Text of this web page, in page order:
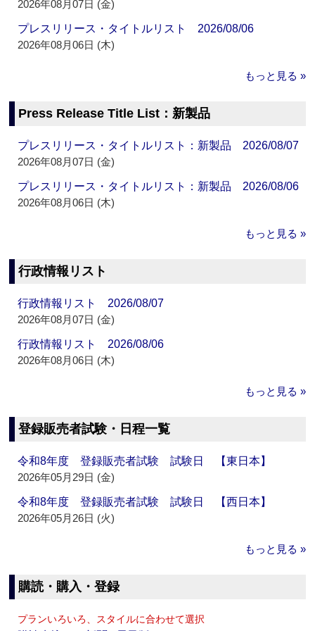
2026年08月07日 (金)
プレスリリース・タイトルリスト 2026/08/06
2026年08月06日 (木)
もっと見る »
Press Release Title List：新製品
プレスリリース・タイトルリスト：新製品 2026/08/07
2026年08月07日 (金)
プレスリリース・タイトルリスト：新製品 2026/08/06
2026年08月06日 (木)
もっと見る »
行政情報リスト
行政情報リスト 2026/08/07
2026年08月07日 (金)
行政情報リスト 2026/08/06
2026年08月06日 (木)
もっと見る »
登録販売者試験・日程一覧
令和8年度 登録販売者試験 試験日 【東日本】
2026年05月29日 (金)
令和8年度 登録販売者試験 試験日 【西日本】
2026年05月26日 (火)
もっと見る »
購読・購入・登録
プランいろいろ、スタイルに合わせて選択